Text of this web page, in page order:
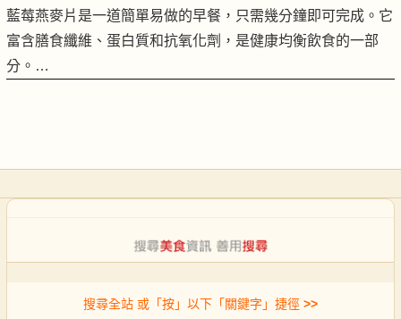
藍莓燕麥片是一道簡單易做的早餐，只需幾分鐘即可完成。它
富含膳食纖維、蛋白質和抗氧化劑，是健康均衡飲食的一部
分。…
搜尋全站 或「按」以下「關鍵字」捷徑 >>